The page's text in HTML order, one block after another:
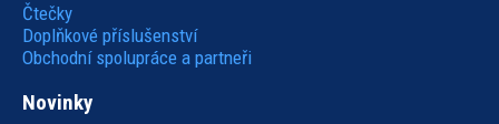
Čtečky
Doplňkové příslušenství
Obchodní spolupráce a partneři
Novinky